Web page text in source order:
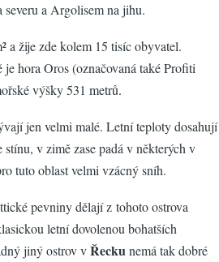
a Argolisem na jihu.
a žije zde kolem 15 tisíc obyvatel.
hora Oros (označovaná také Profiti
výšky 531 metrů.
jen velmi malé. Letní teploty dosahují
v zimě zase padá v některých v
tuto oblast velmi vzácný sníh.
pevniny dělají z tohoto ostrova
letní dovolenou bohatších
jiný ostrov vŘeckunemá tak dobré